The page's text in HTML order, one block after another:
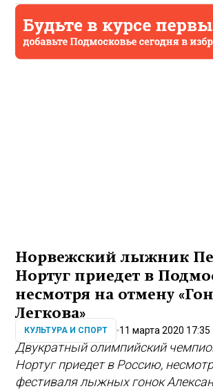
Норвежский лыжник
Нортуг приедет в
несмотря на отмену
Легкова»
КУЛЬТУРА И СПОРТ 11 марта 2020 17:35
Двукратный олимпийский
Нортуг приедет в Россию,
фестиваля лыжных гонок